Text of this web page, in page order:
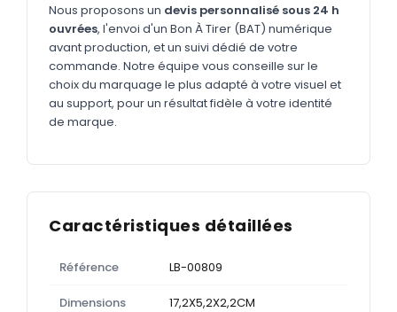
Sacs & voyages
Verres & déjeuner
Technologie
Vêtements
Nous proposons un devis personnalisé sous 24 h
ouvrées, l'envoi d'un Bon À Tirer (BAT) numérique
avant production, et un suivi dédié de votre
commande. Notre équipe vous conseille sur le
choix du marquage le plus adapté à votre visuel et
au support, pour un résultat fidèle à votre identité
de marque.
Caractéristiques détaillées
Référence LB-00809
Dimensions 17,2X5,2X2,2CM